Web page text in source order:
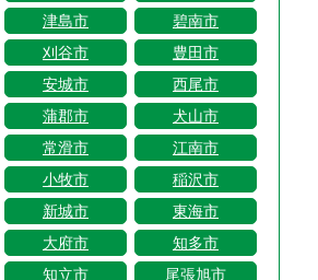
津島市
碧南市
刈谷市
豊田市
安城市
西尾市
蒲郡市
犬山市
常滑市
江南市
小牧市
稲沢市
新城市
東海市
大府市
知多市
知立市
尾張旭市